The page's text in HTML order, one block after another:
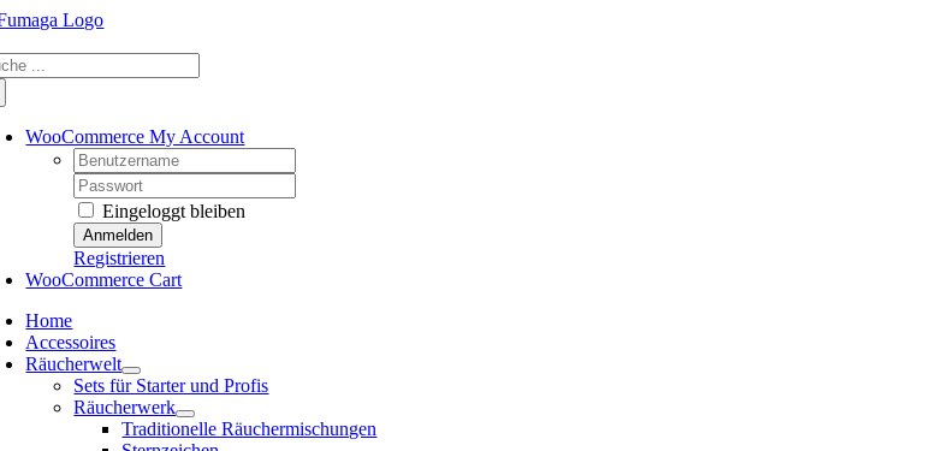
Skip
content
WooCommerce My Account
Username:
Password:
Eingeloggt bleiben
Registrieren
WooCommerce Cart
Home
Accessoires
Räucherwelt
Sets für Starter und Profis
Räucherwerk
Traditionelle Räuchermischungen